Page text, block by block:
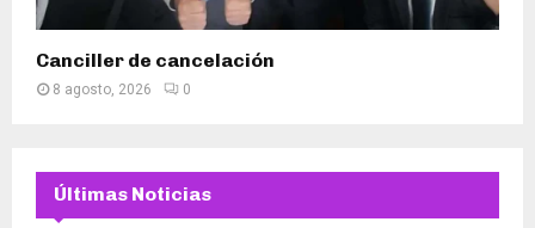
Canciller de cancelación
8 agosto, 2026 0
Últimas Noticias